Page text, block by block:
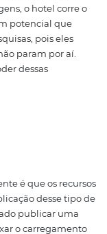
mesmo no caso
hotel são uma
que,
vez para um
ideia do
imagens, o hotel
em potencial
pesquisas, pois
o poder dessas